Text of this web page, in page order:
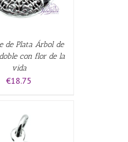
de Plata Árbol de
con flor de la
vida
€18.75